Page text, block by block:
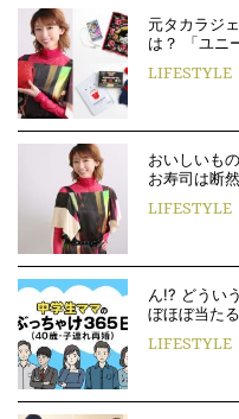
元タカラジ
は？ 「ユニ
LIFESTYLE
おいしいも
お寿司は断
LIFESTYLE
ん!? どうい
ぼほぼ当た
LIFESTYLE